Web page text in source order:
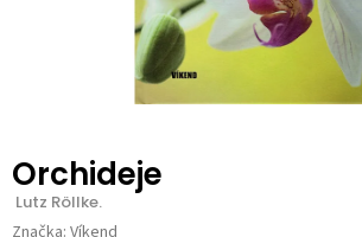
Orchideje
Lutz Röllke.